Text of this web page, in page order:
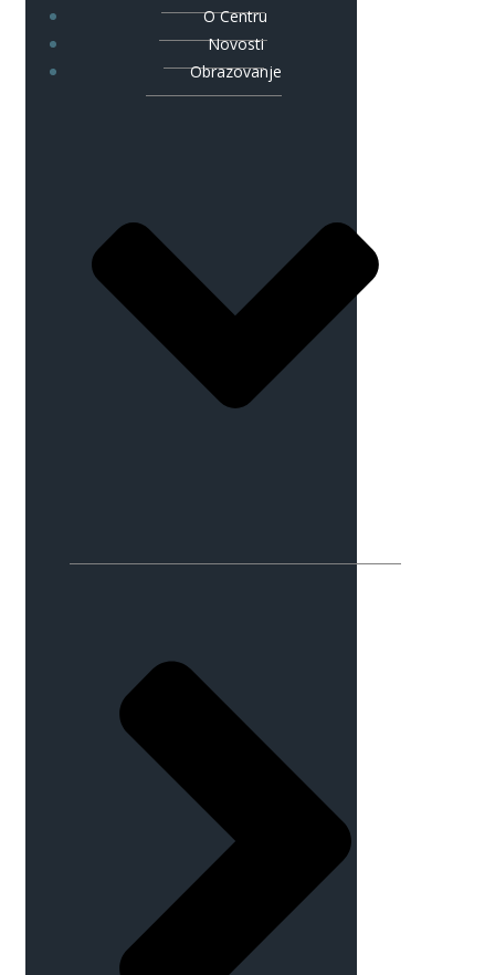
O Centru
Novosti
Obrazovanje